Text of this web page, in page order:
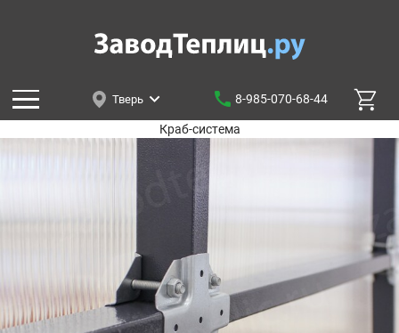
Тверь 8-985-070-68-44
Краб-система